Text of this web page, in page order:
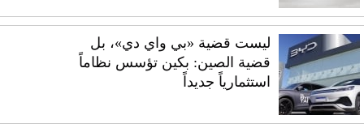
ليست قضية «بي واي دي»، بل
قضية الصين: بكين تؤسس نظاماً
استثمارياً جديداً